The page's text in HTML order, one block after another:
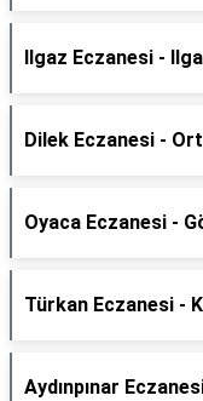
Ilgaz Eczanesi -
Dilek Eczanesi -
Oyaca Eczanesi -
Türkan Eczanesi -
Aydınpınar